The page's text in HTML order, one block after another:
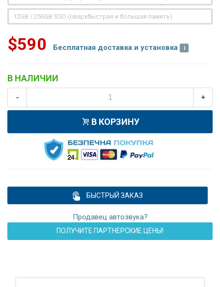
12GB / 256GB SSD (сверхбыстрая и большая память)
$590 Бесплатная доставка и установка
В НАЛИЧИИ
- +
В КОРЗИНУ
БЫСТРЫЙ ЗАКАЗ
Продавец автозвука?
ПОЛУЧИТЕ ПАРТНЕРСКИЕ ЦЕНЫ!